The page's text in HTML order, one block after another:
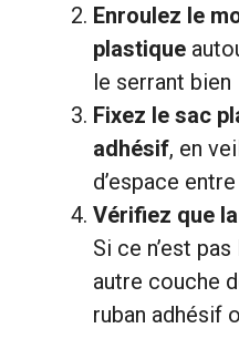
Enroulez le
plastique
le serrant bien
Fixez le sac
adhésif, en
d’espace
Vérifiez que
Si ce n’est
autre couche
ruban adhésif